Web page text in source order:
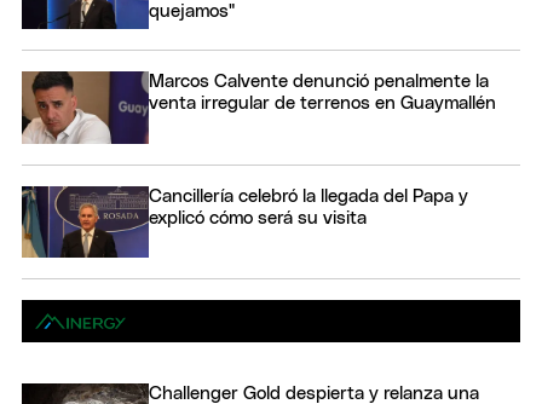
quejamos"
Marcos Calvente denunció penalmente la
venta irregular de terrenos en Guaymallén
Cancillería celebró la llegada del Papa y
explicó cómo será su visita
Challenger Gold despierta y relanza una